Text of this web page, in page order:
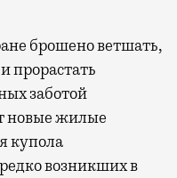
брошено ветшать,
прорастать
заботой
новые жилые
купола
возникших в